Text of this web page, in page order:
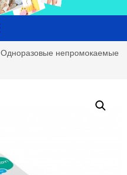
Одноразовые непромокаемые